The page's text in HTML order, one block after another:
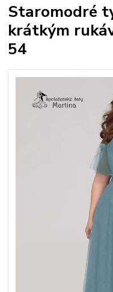
Staromodré
krátkým
54